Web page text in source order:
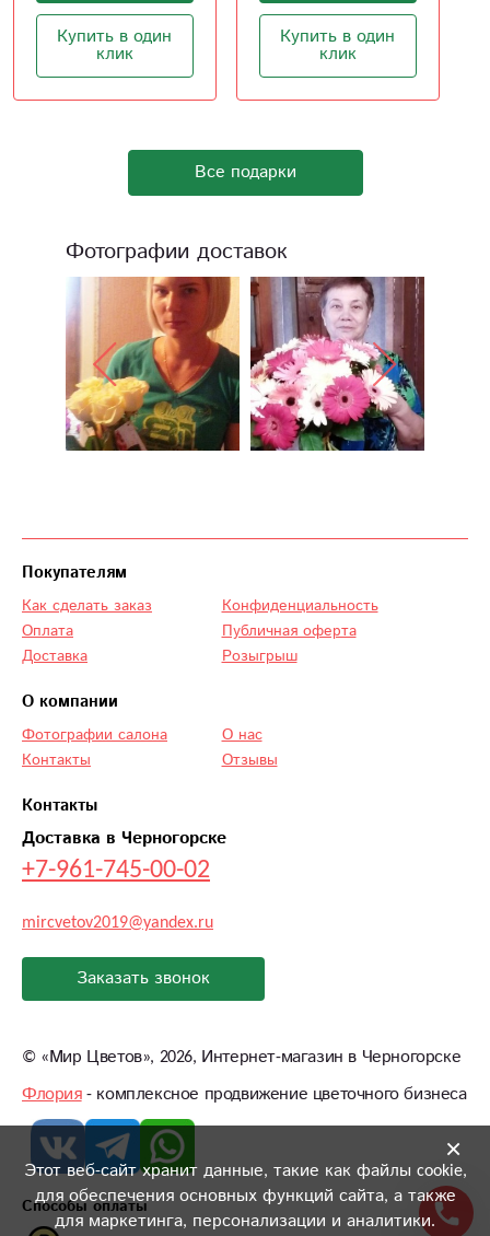
Купить в один
клик
В корзину
Все подарки
Фотографии доставок
Этот веб-сайт хранит данные, такие как файлы cookie,
для обеспечения основных функций сайта, а также
для маркетинга, персонализации и аналитики.
×
Контакты
Доставка в Черногорске
+7-961-745-00-02
mircvetov2019@yandex.ru
Заказать звонок
Покупателям
Как сделать заказ
Оплата
Доставка
Конфиденциальность
Публичная оферта
Розыгрыш
О компании
Фотографии салона
Контакты
О нас
Отзывы
© «Мир Цветов», 2026, Интернет-магазин в Черногорске
Флория- комплексное продвижение цветочного бизнеса
Способы оплаты